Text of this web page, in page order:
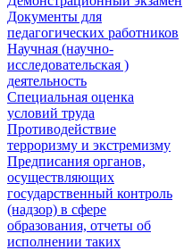
Документы для
педагогических работников
Научная (научно-
исследовательская )
деятельность
Специальная оценка
условий труда
Противодействие
терроризму и экстремизму
Предписания органов,
осуществляющих
государственный контроль
(надзор) в сфере
образования, отчеты об
исполнении таких